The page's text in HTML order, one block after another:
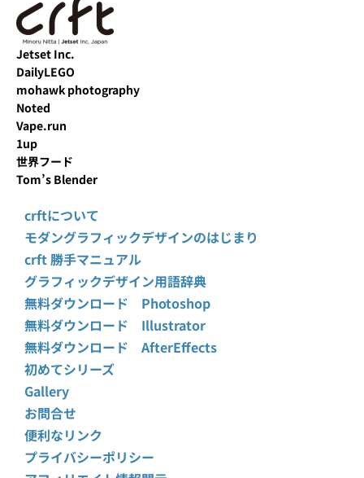
Jetset Inc.
DailyLEGO
mohawk photography
Noted
Vape.run
1up
世界フード
Tom’s Blender
crftについて
モダングラフィックデザインのはじまり
crft 勝手マニュアル
グラフィックデザイン用語辞典
無料ダウンロード Photoshop
無料ダウンロード Illustrator
無料ダウンロード AfterEffects
初めてシリーズ
Gallery
お問合せ
便利なリンク
プライバシーポリシー